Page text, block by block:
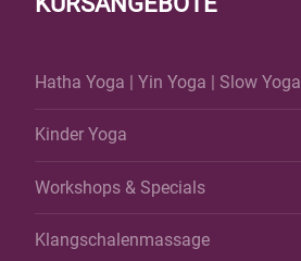
Hatha Yoga Yin Yoga Slow Yoga
Kinder Yoga
Workshops & Specials
Klangschalenmassage